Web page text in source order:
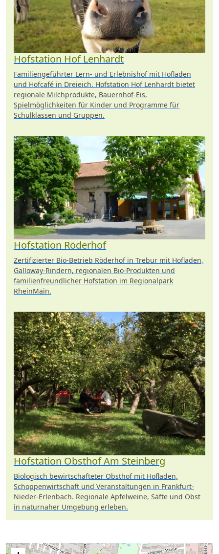
Hofstation Hof Lenhardt
Familiengeführter Lern- und Erlebnishof mit Hofladen
und Hofcafé in Dreieich. Hofstation Hof Lenhardt bietet
regionale Milchprodukte, Bauernhof-Eis,
Spielmöglichkeiten für Kinder und Programme für
Schulklassen und Gruppen.
Hofstation Röderhof
Zertifizierter Bio-Betrieb Röderhof in Trebur mit Hofladen,
Galloway-Rindern, regionalen Bio-Produkten und
familienfreundlicher Hofstation im Regionalpark
RheinMain.
Hofstation Obsthof Am Steinberg
Biologisch bewirtschafteter Obsthof mit Hofladen,
Schoppenwirtschaft und Veranstaltungen in Frankfurt-
Nieder-Erlenbach. Regionale Apfelweine, Säfte und Obst
in naturnaher Umgebung erleben.